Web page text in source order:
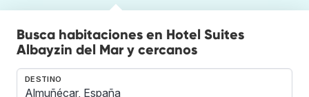
Busca habitaciones en Hotel Suites
Albayzin del Mar y cercanos
DESTINO